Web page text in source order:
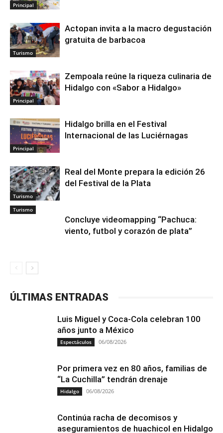
Principal
Turismo
Actopan invita a la macro degustación
gratuita de barbacoa
Principal
Zempoala reúne la riqueza culinaria de
Hidalgo con «Sabor a Hidalgo»
Principal
Hidalgo brilla en el Festival
Internacional de las Luciérnagas
Turismo
Real del Monte prepara la edición 26
del Festival de la Plata
Turismo
Concluye videomapping “Pachuca:
viento, futbol y corazón de plata”
ÚLTIMAS ENTRADAS
Luis Miguel y Coca-Cola celebran 100
años junto a México
Espectáculos 06/08/2026
Por primera vez en 80 años, familias de
“La Cuchilla” tendrán drenaje
Hidalgo 06/08/2026
Continúa racha de decomisos y
aseguramientos de huachicol en Hidalgo